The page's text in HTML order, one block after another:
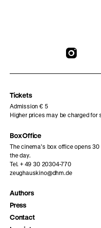
To
Tickets
Admission € 5
Higher prices may be charged for
Box Office
The cinema’s box office opens
the day.
Tel. + 49 30 20304-770
zeughauskino@dhm.de
Authors
Press
Contact